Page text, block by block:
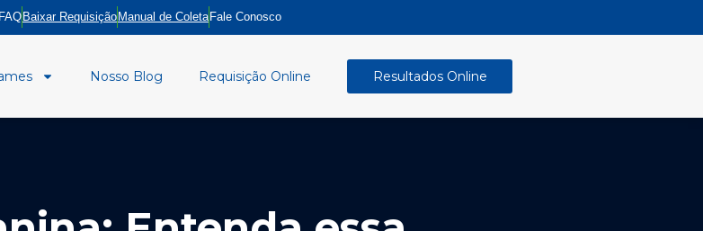
FAQ Baixar Requisição Manual de Coleta Fale Conosco
Nosso Blog Requisição Online Resultados Online